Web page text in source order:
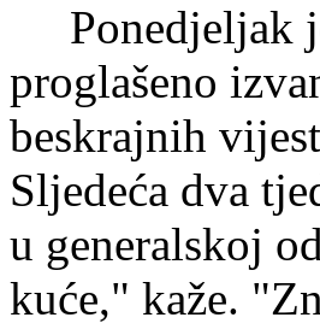
Ponedjeljak
proglašeno
beskrajnih
Sljedeća dva
u generalskoj
kuće," kaže.